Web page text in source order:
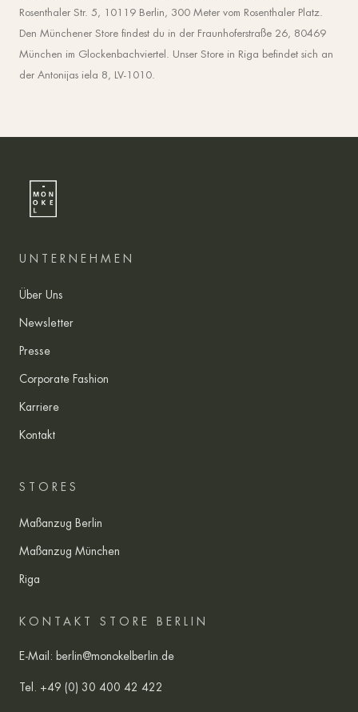
Rosenthaler Str. 5, 10119 Berlin, 300 Meter vom Rosenthaler Platz.
Den Münchener Store findest du in der Fraunhoferstraße 26, 80469
München im Glockenbachviertel. Unser Store in Riga befindet sich an
der Antonijas iela 8, LV-1010.
UNTERNEHMEN
Über Uns
Newsletter
Presse
Corporate Fashion
Karriere
Kontakt
STORES
Maßanzug Berlin
Maßanzug München
Riga
KONTAKT STORE BERLIN
E-Mail: berlin@monokelberlin.de
Tel. +49 (0) 30 400 42 422